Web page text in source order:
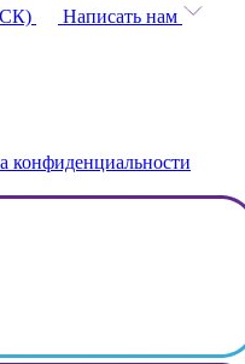
Написать нам
конфиденциальности